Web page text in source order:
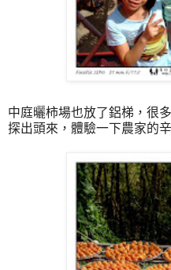
中庭曬柿場也放了鋁梯，很
探出頭來，體驗一下農家的辛